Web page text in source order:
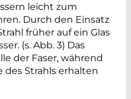
leicht zum
Durch den Einsatz
früher auf ein Glas
(s. Abb. 3) Das
der Faser, während
Strahls erhalten